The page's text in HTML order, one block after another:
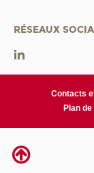
RÉSEAUX
Contacts
Plan